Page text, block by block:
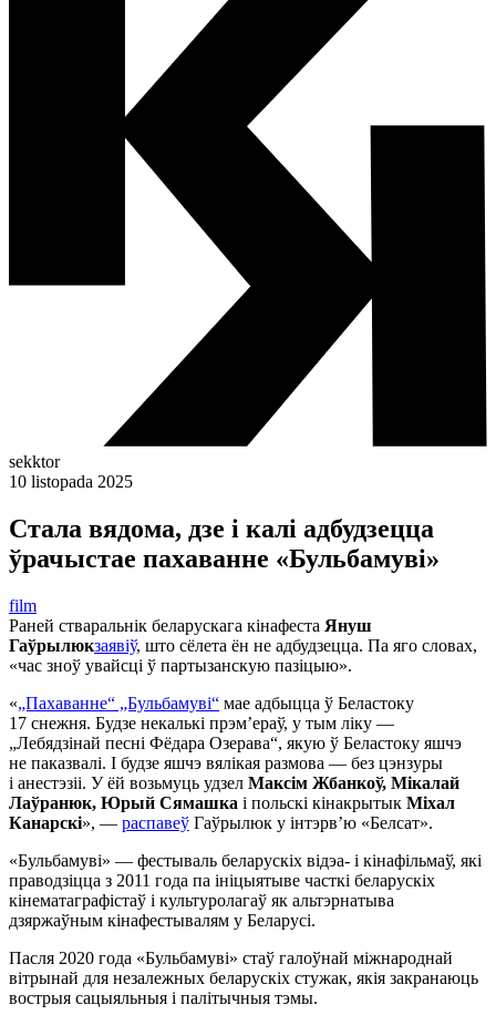
sekktor
10 listopada 2025
Стала вядома, дзе і калі адбудзецца
ўрачыстае пахаванне «Бульбамуві»
film
Раней стваральнік беларускага кінафеста Януш
Гаўрылюкзаявіў, што сёлета ён не адбудзецца. Па яго словах,
«час зноў увайсці ў партызанскую пазіцыю».
«„Пахаванне“ „Бульбамуві“ мае адбыцца ў Беластоку
17 снежня. Будзе некалькі прэм’ераў, у тым ліку —
„Лебядзінай песні Фёдара Озерава“, якую ў Беластоку яшчэ
не паказвалі. І будзе яшчэ вялікая размова — без цэнзуры
і анестэзіі. У ёй возьмуць удзел Максім Жбанкоў, Мікалай
Лаўранюк, Юрый Сямашка і польскі кінакрытык Міхал
Канарскі», — распавеў Гаўрылюк у інтэрв’ю «Белсат».
«Бульбамуві» — фестываль беларускіх відэа- і кінафільмаў, які
праводзіцца з 2011 года па ініцыятыве часткі беларускіх
кінематаграфістаў і культуролагаў як альтэрнатыва
дзяржаўным кінафестывалям у Беларусі.
Пасля 2020 года «Бульбамуві» стаў галоўнай міжнароднай
вітрынай для незалежных беларускіх стужак, якія закранаюць
вострыя сацыяльныя і палітычныя тэмы.